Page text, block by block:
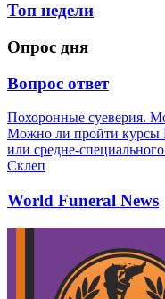
Топ недели
Опрос дня
Вопрос ответ
Похоронные суеверия.
Можно ли пройти курсы
или средне-
Склеп
World Funeral News